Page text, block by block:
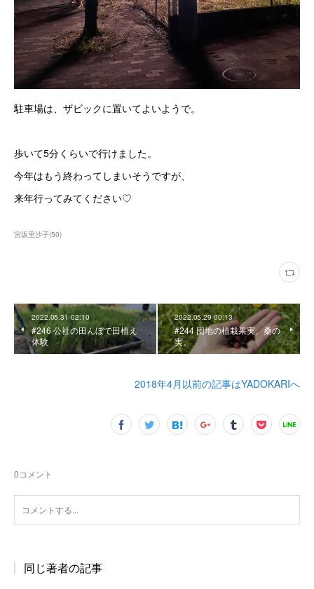
駐車場は、ザビックに置いてよいようで。
歩いて5分くらいで行けました。
今年はもう終わってしまいそうですが、
来年行ってみてください♡
宮坂里沙子(50)
2022.05.31 02:10
#246 公社の田んぼで田植え
体験
2022.05.29 00:13
#244 団地の植栽果実、桑の
実。
2018年4月以前の記事はYADOKARIへ
0コメント
同じ著者の記事